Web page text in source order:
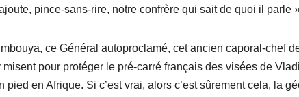
pince-sans-rire, notre confrère qui sait de quoi il parle
ce Général autoproclamé, cet ancien caporal-chef
pour protéger le pré-carré français des visées de
en Afrique. Si c’est vrai, alors c’est sûrement cela, la